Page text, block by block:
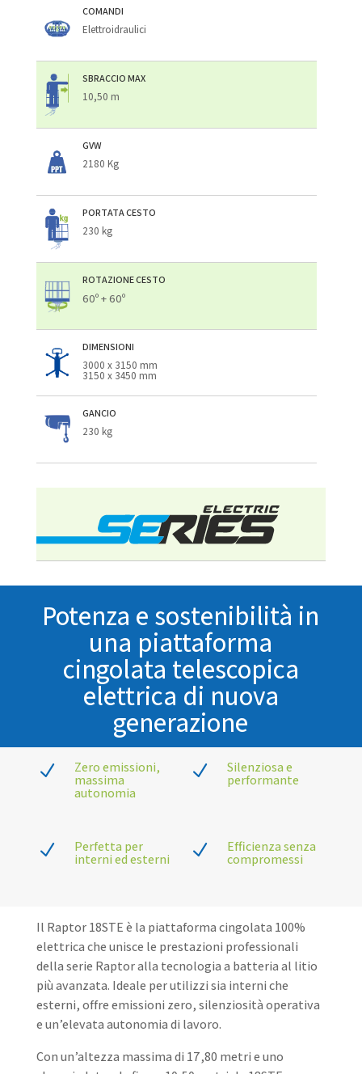
COMANDI
Elettroidraulici
SBRACCIO MAX
10,50 m
GVW
2180 Kg
PORTATA CESTO
230 kg
ROTAZIONE CESTO
60º + 60º
DIMENSIONI
3000 x 3150 mm
3150 x 3450 mm
GANCIO
230 kg
Potenza e sostenibilità in
una piattaforma
cingolata telescopica
elettrica di nuova
generazione
N Zero emissioni,
massima
autonomia
N Silenziosa e
performante
N Perfetta per
interni ed esterni N Efficienza senza
compromessi
Il Raptor 18STE è la piattaforma cingolata 100%
elettrica che unisce le prestazioni professionali
della serie Raptor alla tecnologia a batteria al litio
più avanzata. Ideale per utilizzi sia interni che
esterni, offre emissioni zero, silenziosità operativa
e un’elevata autonomia di lavoro.
Con un’altezza massima di 17,80 metri e uno